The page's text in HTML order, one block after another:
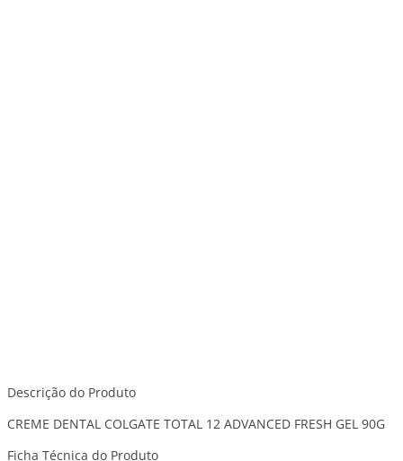
Descrição do Produto
CREME DENTAL COLGATE TOTAL 12 ADVANCED FRESH GEL 90G
Ficha Técnica do Produto